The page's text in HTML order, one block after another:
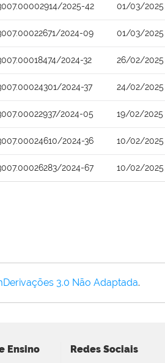
2025-42 01/03/2025
2024-09 01/03/2025
2024-32 26/02/2025
2024-37 24/02/2025
2024-05 19/02/2025
2024-36 10/02/2025
2024-67 10/02/2025
3.0 Não Adaptada.
Ensino Redes Sociais